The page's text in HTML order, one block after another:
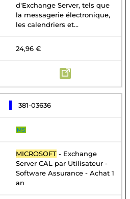
d'Exchange Server, tels que
la messagerie électronique,
les calendriers et...
24,96 €
381-03636
MS
MICROSOFT - Exchange
Server CAL par Utilisateur -
Software Assurance - Achat 1
an